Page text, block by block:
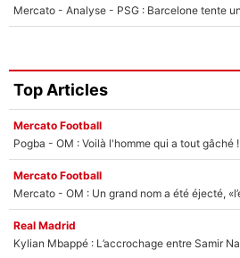
Top Articles
Mercato Football
Pogba - OM : Voilà l'homme qui a tout gâché !
Mercato Football
Real Madrid